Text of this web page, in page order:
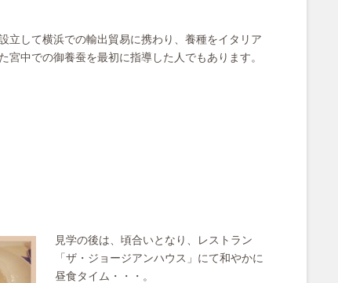
立して横浜での輸出貿易に携わり、養種をイタリア
宮中での御養蚕を最初に指導した人でもあります。
見学の後は、頃合いとなり、レストラン
「ザ・ジョージアンハウス」にて和やかに
昼食タイム・・・。